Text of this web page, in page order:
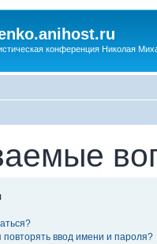
конференция Николая
ввод имени и пароля?